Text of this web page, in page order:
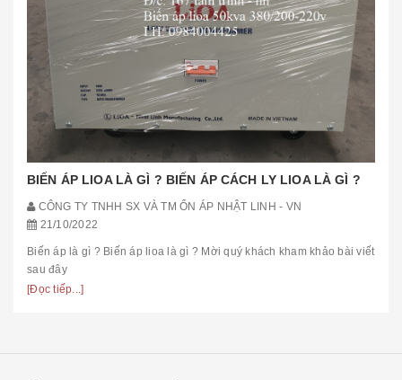
BIẾN ÁP LIOA LÀ GÌ ? BIẾN ÁP CÁCH LY LIOA LÀ GÌ ?
CÔNG TY TNHH SX VÀ TM ỔN ÁP NHẬT LINH - VN
21/10/2022
Biến áp là gì ? Biến áp lioa là gì ? Mời quý khách kham khảo bài viết
sau đây
[Đọc tiếp...]